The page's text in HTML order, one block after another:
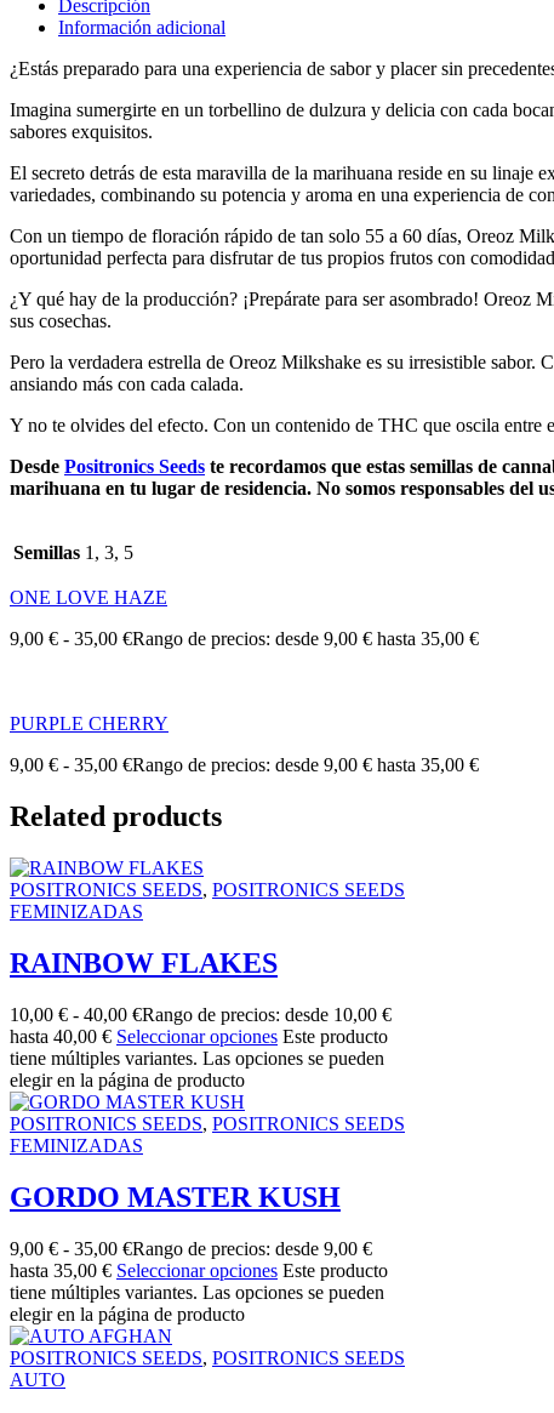
Descripción
Información adicional
¿Estás preparado para una experiencia de sabor y placer sin
Imagina sumergirte en un torbellino de dulzura y delicia con cada
sabores exquisitos.
El secreto detrás de esta maravilla de la marihuana reside en su
variedades, combinando su potencia y aroma en una experiencia de
Con un tiempo de floración rápido de tan solo 55 a 60 días, Oreoz
oportunidad perfecta para disfrutar de tus propios frutos con
¿Y qué hay de la producción? ¡Prepárate para ser asombrado!
sus cosechas.
Pero la verdadera estrella de Oreoz Milkshake es su irresistible sabor.
ansiando más con cada calada.
Y no te olvides del efecto. Con un contenido de THC que oscila
Desde Positronics Seeds te recordamos que estas semillas de
marihuana en tu lugar de residencia. No somos responsables del
Semillas 1, 3, 5
ONE LOVE HAZE
9,00 € - 35,00 €Rango de precios: desde 9,00 € hasta 35,00 €
PURPLE CHERRY
9,00 € - 35,00 €Rango de precios: desde 9,00 € hasta 35,00 €
Related products
POSITRONICS SEEDS, POSITRONICS SEEDS
FEMINIZADAS
RAINBOW FLAKES
10,00 € - 40,00 €Rango de precios: desde 10,00 €
hasta 40,00 € Seleccionar opciones Este producto
tiene múltiples variantes. Las opciones se pueden
elegir en la página de producto
POSITRONICS SEEDS, POSITRONICS SEEDS
FEMINIZADAS
GORDO MASTER KUSH
9,00 € - 35,00 €Rango de precios: desde 9,00 €
hasta 35,00 € Seleccionar opciones Este producto
tiene múltiples variantes. Las opciones se pueden
elegir en la página de producto
POSITRONICS SEEDS, POSITRONICS SEEDS
AUTO